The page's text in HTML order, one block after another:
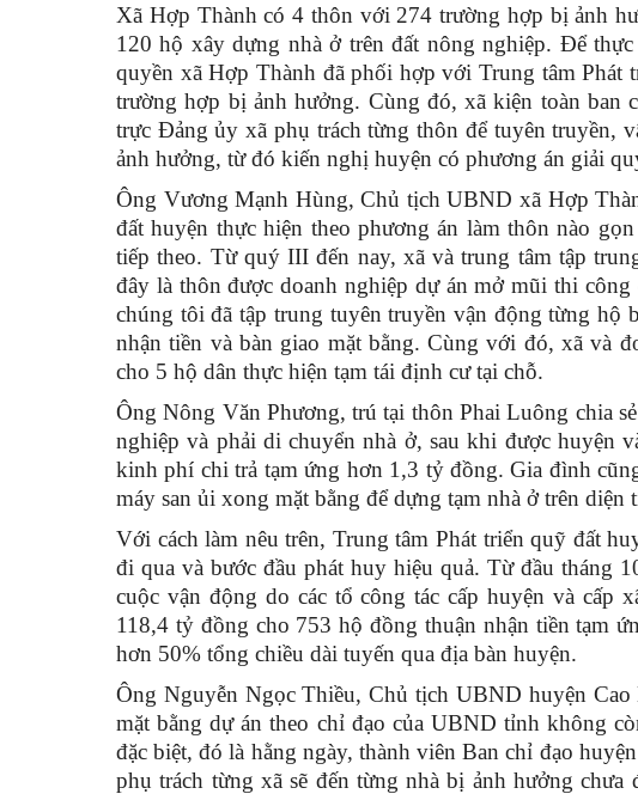
Xã Hợp Thành có 4 thôn với 274 trường hợp bị ảnh
120 hộ xây dựng nhà ở trên đất nông nghiệp. Để
quyền xã Hợp Thành đã phối hợp với Trung tâm Phát
trường hợp bị ảnh hưởng. Cùng đó, xã kiện toàn ban
trực Đảng ủy xã phụ trách từng thôn để tuyên truyền,
ảnh hưởng, từ đó kiến nghị huyện có phương án giải
Ông Vương Mạnh Hùng, Chủ tịch UBND xã Hợp
đất huyện thực hiện theo phương án làm thôn nào
tiếp theo. Từ quý III đến nay, xã và trung tâm tập
đây là thôn được doanh nghiệp dự án mở mũi thi
chúng tôi đã tập trung tuyên truyền vận động từng
nhận tiền và bàn giao mặt bằng. Cùng với đó, xã và
cho 5 hộ dân thực hiện tạm tái định cư tại chỗ.
Ông Nông Văn Phương, trú tại thôn Phai Luông chia
nghiệp và phải di chuyển nhà ở, sau khi được huyện
kinh phí chi trả tạm ứng hơn 1,3 tỷ đồng. Gia đình
máy san ủi xong mặt bằng để dựng tạm nhà ở trên diện
Với cách làm nêu trên, Trung tâm Phát triển quỹ đất
đi qua và bước đầu phát huy hiệu quả. Từ đầu tháng
cuộc vận động do các tổ công tác cấp huyện và cấp
118,4 tỷ đồng cho 753 hộ đồng thuận nhận tiền tạm
hơn 50% tổng chiều dài tuyến qua địa bàn huyện.
Ông Nguyễn Ngọc Thiều, Chủ tịch UBND huyện
mặt bằng dự án theo chỉ đạo của UBND tỉnh không
đặc biệt, đó là hằng ngày, thành viên Ban chỉ đạo
phụ trách từng xã sẽ đến từng nhà bị ảnh hưởng